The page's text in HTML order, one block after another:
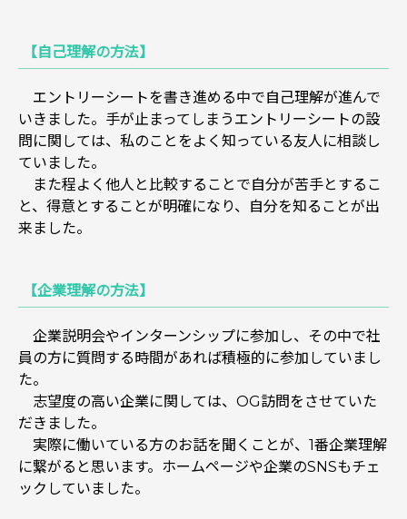
【自己理解の方法】
エントリーシートを書き進める中で自己理解が進んで
いきました。手が止まってしまうエントリーシートの設
問に関しては、私のことをよく知っている友人に相談し
ていました。
また程よく他人と比較することで自分が苦手とするこ
と、得意とすることが明確になり、自分を知ることが出
来ました。
【企業理解の方法】
企業説明会やインターンシップに参加し、その中で社
員の方に質問する時間があれば積極的に参加していまし
た。
志望度の高い企業に関しては、OG訪問をさせていた
だきました。
実際に働いている方のお話を聞くことが、1番企業理解
に繋がると思います。ホームページや企業のSNSもチェ
ックしていました。